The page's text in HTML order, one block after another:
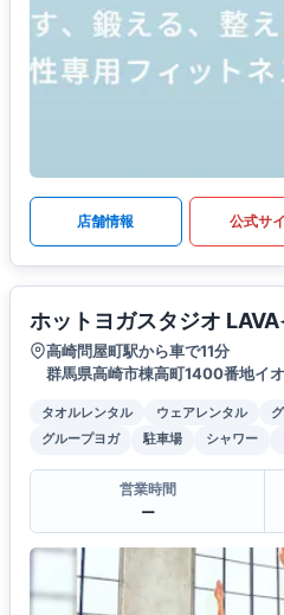
店舗情報 公式サ
ホットヨガスタジオ
高崎問屋町駅から車で11分
群馬県高崎市棟高町1400番地イ
タオルレンタル ウェアレンタル
グループヨガ
駐車場 シャワー
営業時間
ー